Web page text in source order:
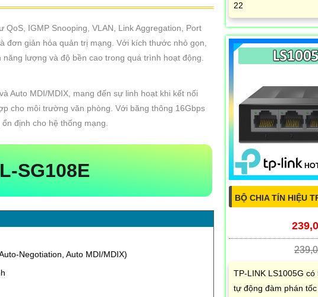
IGMP Snooping, VLAN, Link Aggregation, Port
giản hóa quản trị mạng. Với kích thước nhỏ gọn,
lượng và độ bền cao trong quá trình hoạt động.
Auto MDI/MDIX, mang đến sự linh hoạt khi kết nối
cho môi trường văn phòng. Với băng thông 16Gbps
định cho hệ thống mạng.
SG108E
Negotiation, Auto MDI/MDIX)
22
BỘ CHIA TÍN HIỆU
TP-LINK LS1005G
tự động đàm phán